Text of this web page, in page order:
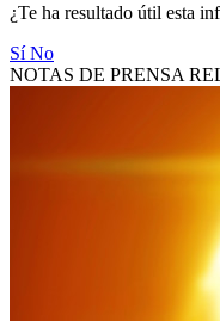
¿Te ha resultado útil esta
SíNo
NOTAS DE PRENSA